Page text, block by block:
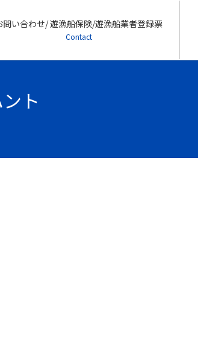
問い合わせ/ 遊漁船保険/遊漁船業者登録票
Contact
ト